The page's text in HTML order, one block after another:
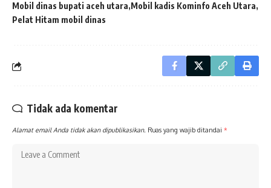
Mobil dinas bupati aceh utara Mobil kadis Kominfo Aceh Utara
Pelat Hitam mobil dinas
Tidak ada komentar
Alamat email Anda tidak akan dipublikasikan. Ruas yang wajib ditandai *